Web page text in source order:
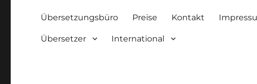
Übersetzungsbüro Preise Kontakt
Übersetzer International